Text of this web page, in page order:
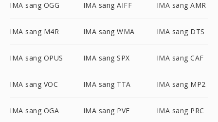
IMA sang OGG IMA sang AIFF IMA sang AMR
IMA sang M4R IMA sang WMA IMA sang DTS
IMA sang OPUS IMA sang SPX IMA sang CAF
IMA sang VOC IMA sang TTA IMA sang MP2
IMA sang OGA IMA sang PVF IMA sang PRC